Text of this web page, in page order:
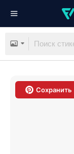
Сохранить